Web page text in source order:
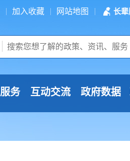
加入收藏 网站地图 长辈
务 互动交流 政府数据